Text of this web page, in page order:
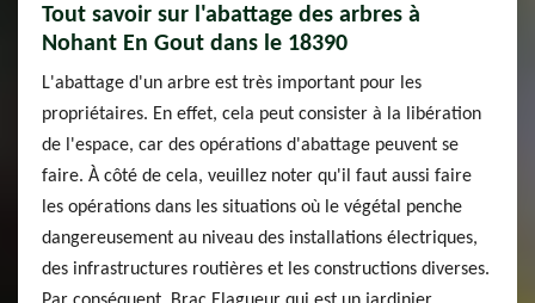
Tout savoir sur l'abattage des arbres à
Nohant En Gout dans le 18390
L'abattage d'un arbre est très important pour les
propriétaires. En effet, cela peut consister à la libération
de l'espace, car des opérations d'abattage peuvent se
faire. À côté de cela, veuillez noter qu'il faut aussi faire
les opérations dans les situations où le végétal penche
dangereusement au niveau des installations électriques,
des infrastructures routières et les constructions diverses.